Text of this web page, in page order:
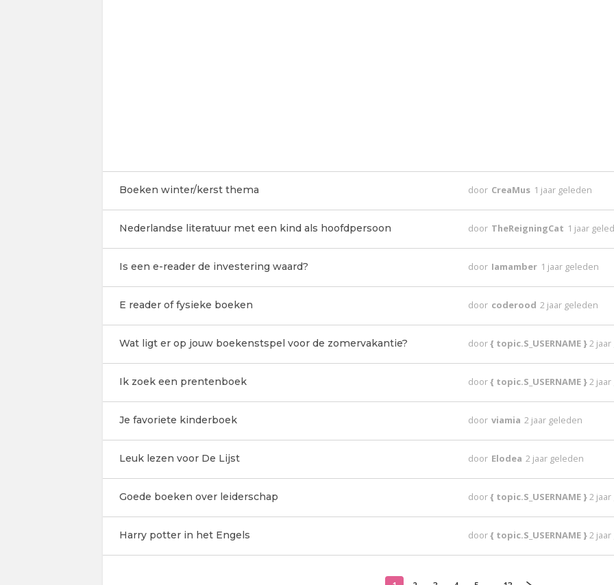
Boeken winter/kerst thema door CreaMus 1 jaar geleden
Nederlandse literatuur met een kind als hoofdpersoon door TheReigningCat 1 jaar
Is een e-reader de investering waard? door Iamamber 1 jaar geleden
E reader of fysieke boeken door coderood 2 jaar geleden
Wat ligt er op jouw boekenstspel voor de zomervakantie? door{ topic.S_USERNAME }2
Ik zoek een prentenboek door{ topic.S_USERNAME }2
Je favoriete kinderboek door viamia 2 jaar geleden
Leuk lezen voor De Lijst door Elodea 2 jaar geleden
Goede boeken over leiderschap door{ topic.S_USERNAME }2
Harry potter in het Engels door{ topic.S_USERNAME }2